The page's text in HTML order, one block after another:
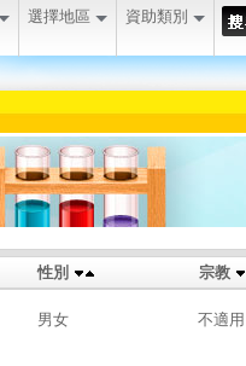
選擇地區 資助類別
性別 宗教
男女 不適用